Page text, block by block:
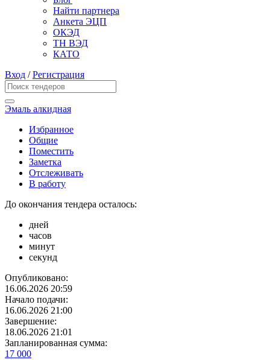
Найти партнера
Анкета ЭЦП
ОКЭД
ТН ВЭД
КАТО
Вход /Регистрация
Эмаль алкидная
Избранное
Общие
Поместить
Заметка
Отслеживать
В работу
До окончания тендера осталось:
дней
часов
минут
секунд
Опубликовано:
16.06.2026 20:59
Начало подачи:
16.06.2026 21:00
Завершение:
18.06.2026 21:01
Запланированная сумма:
17 000